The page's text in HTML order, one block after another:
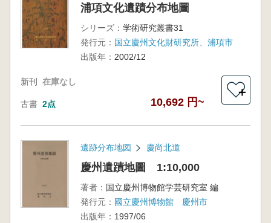
浦項文化遺蹟分布地圖
シリーズ： 学術研究叢書31
発行元： 国立慶州文化財研究所、浦項市
出版年： 2002/12
新刊 在庫なし
古書 2点 10,692 円~
＋
遺跡分布地図 慶尚北道
慶州遺蹟地圖 1:10,000
著者： 国立慶州博物館学芸研究室 編
発行元： 國立慶州博物館 慶州市
出版年： 1997/06